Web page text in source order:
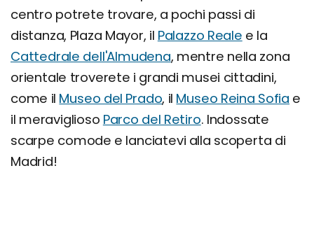
centro potrete trovare, a pochi passi di
distanza, Plaza Mayor, il Palazzo Reale e la
Cattedrale dell'Almudena, mentre nella zona
orientale troverete i grandi musei cittadini,
come il Museo del Prado, il Museo Reina Sofia e
il meraviglioso Parco del Retiro. Indossate
scarpe comode e lanciatevi alla scoperta di
Madrid!